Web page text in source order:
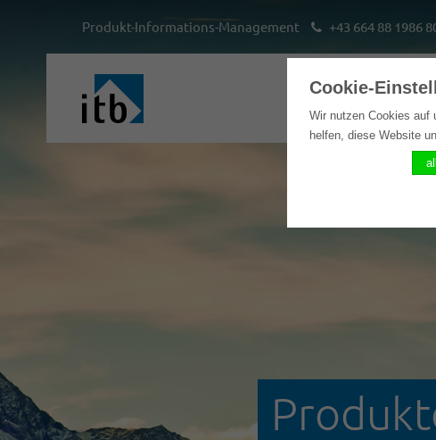
Produkt-Informations-Management +43 664 88 1986
Home
Cookie-
Wir nutzen Cookies auf
helfen, diese Website